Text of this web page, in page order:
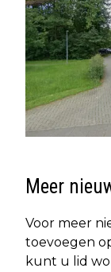
Meer
Voor meer
toevoegen
kunt u lid